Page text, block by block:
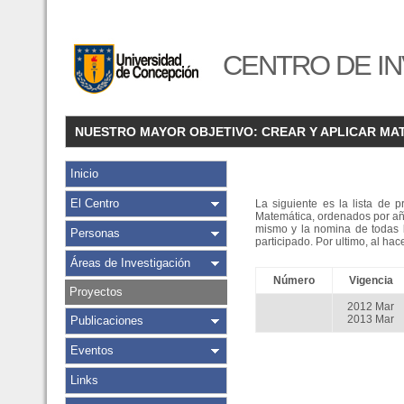
CENTRO DE
NUESTRO MAYOR OBJETIVO: CREAR Y APLICAR
Inicio
El Centro
Personas
Áreas de Investigación
Proyectos
Publicaciones
Eventos
Links
La siguiente es la lista de
Matemática, ordenados por
mismo y la nomina de
participado. Por ultimo, al
Número Vigencia
2012 Mar
2013 Mar